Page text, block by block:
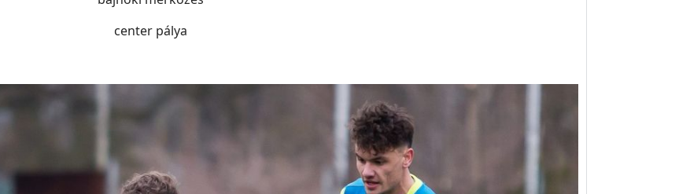
center pálya